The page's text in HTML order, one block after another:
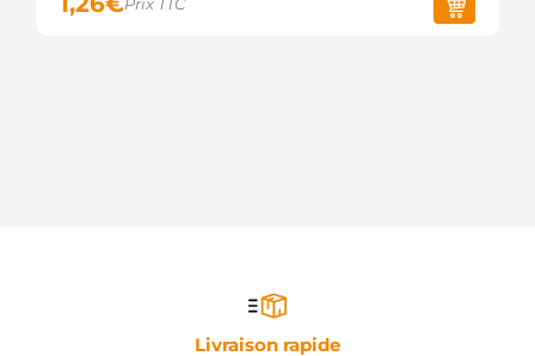
Livraison rapide